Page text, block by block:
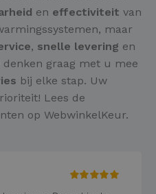
en effectiviteit van
maar
, snelle levering en
denken graag met u mee
bij elke stap. Uw
Lees de
op WebwinkelKeur.